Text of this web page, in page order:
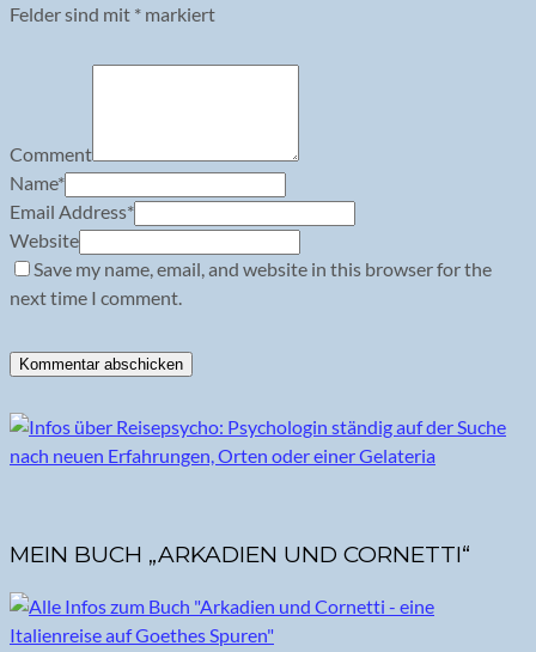
Felder sind mit * markiert
Comment
Name*
Email Address*
Website
Save my name, email, and website in this browser for the
next time I comment.
MEIN BUCH „ARKADIEN UND CORNETTI“